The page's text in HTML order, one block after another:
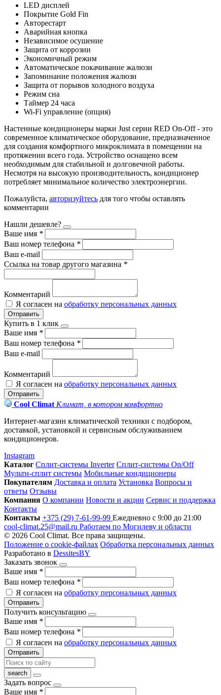
LED дисплей
Покрытие Gold Fin
Авторестарт
Аварийная кнопка
Независимое осушение
Защита от коррозии
Экономичный режим
Автоматическое покачивание жалюзи
Запоминание положения жалюзи
Защита от порывов холодного воздуха
Режим сна
Таймер 24 часа
Wi-Fi управление (опция)
Настенные кондиционеры марки Just серии RED On-Off - это
современное климатическое оборудование, предназначенное
для создания комфортного микроклимата в помещении на
протяжении всего года. Устройство оснащено всем
необходимым для стабильной и долговечной работы.
Несмотря на высокую производительность, кондиционер
потребляет минимальное количество электроэнергии.
Пожалуйста, авторизуйтесь для того чтобы оставлять
комментарии
Нашли дешевле?
Ваше имя *
Ваш номер телефона *
Ваш e-mail
Ссылка на товар другого магазина *
Комментарий
Я согласен на обработку персональных данных
Отправить
Купить в 1 клик
Ваше имя *
Ваш номер телефона *
Ваш e-mail
Комментарий
Я согласен на обработку персональных данных
Отправить
Cool Climat Климат, в котором комфортно
Интернет-магазин климатической техники с подбором,
доставкой, установкой и сервисным обслуживанием
кондиционеров.
Instagram
Каталог Сплит-системы Inverter Сплит-системы On/Off
Мульти-сплит системы Мобильные кондиционеры
Покупателям Доставка и оплата Установка Вопросы и
ответы Отзывы
Компания О компании Новости и акции Сервис и поддержка
Контакты
Контакты +375 (29) 7-61-99-99 Ежедневно с 9:00 до 21:00
cool-climat.25@mail.ru Работаем по Могилеву и области
© 2026 Cool Climat. Все права защищены.
Положение о cookie-файлах Обработка персональных данных
Разработано в DessitesBY
Заказать звонок
Ваше имя *
Ваш номер телефона *
Я согласен на обработку персональных данных
Отправить
Получить консультацию
Ваше имя *
Ваш номер телефона *
Я согласен на обработку персональных данных
Отправить
Задать вопрос
Ваше имя *